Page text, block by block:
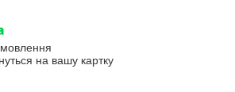
на вашу картку